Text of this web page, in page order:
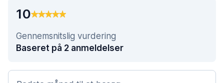
10
Gennemsnitslig vurdering
Baseret på 2 anmeldelser